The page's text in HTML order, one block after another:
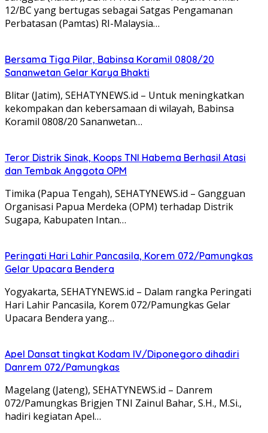
12/BC yang bertugas sebagai Satgas Pengamanan
Perbatasan (Pamtas) RI-Malaysia…
Bersama Tiga Pilar, Babinsa Koramil 0808/20
Sananwetan Gelar Karya Bhakti
Blitar (Jatim), SEHATYNEWS.id – Untuk meningkatkan
kekompakan dan kebersamaan di wilayah, Babinsa
Koramil 0808/20 Sananwetan…
Teror Distrik Sinak, Koops TNI Habema Berhasil Atasi
dan Tembak Anggota OPM
Timika (Papua Tengah), SEHATYNEWS.id – Gangguan
Organisasi Papua Merdeka (OPM) terhadap Distrik
Sugapa, Kabupaten Intan…
Peringati Hari Lahir Pancasila, Korem 072/Pamungkas
Gelar Upacara Bendera
Yogyakarta, SEHATYNEWS.id – Dalam rangka Peringati
Hari Lahir Pancasila, Korem 072/Pamungkas Gelar
Upacara Bendera yang…
Apel Dansat tingkat Kodam lV/Diponegoro dihadiri
Danrem 072/Pamungkas
Magelang (Jateng), SEHATYNEWS.id – Danrem
072/Pamungkas Brigjen TNI Zainul Bahar, S.H., M.Si.,
hadiri kegiatan Apel…